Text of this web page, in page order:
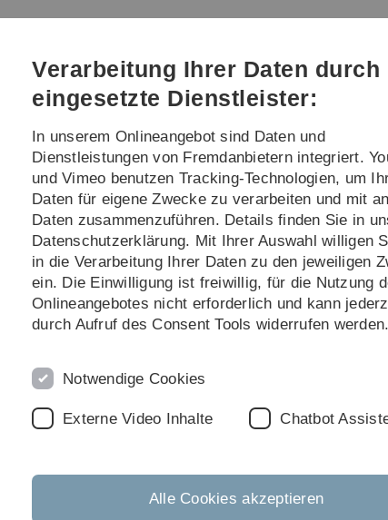
Direkt
Direkt
Direkt
(Sprache,
Drucken,
Social
Direkt
Direkt
Forschung Transfer
Verwaltung und Gebäudemanagement
Mitglied des Präsidiums verantwortlich für den
Sie leitet die Verwaltung.
Marketing
ist verantwortlich für zentrale Maßnahmen zur
Ulm und berät in rechtlichen Fragen. Das
des Technologietransfers und unterstützt die
strukturellen Ausrichtung der Universität.Mehr...
Verarbeitung Ihrer Daten durch
eingesetzte Dienstleister:
In unserem Onlineangebot sind Daten und
Dienstleistungen von Fremdanbietern integriert.
und Vimeo benutzen Tracking-Technologien, um
Daten für eigene Zwecke zu verarbeiten und mit
Daten zusammenzuführen. Details finden Sie in
Datenschutzerklärung. Mit Ihrer Auswahl willigen
in die Verarbeitung Ihrer Daten zu den jeweiligen
ein. Die Einwilligung ist freiwillig, für die Nutzung
Onlineangebotes nicht erforderlich und kann
durch Aufruf des Consent Tools widerrufen werden.
Notwendige Cookies
Externe Video Inhalte Chatbot
Alle Cookies akzeptieren